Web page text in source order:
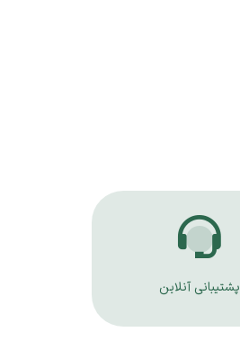
پشتیبانی آنلاین